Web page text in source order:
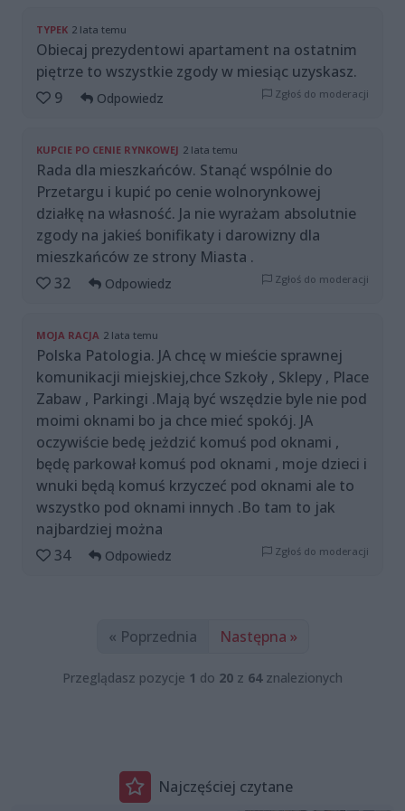
TYPEK 2 lata temu
Obiecaj prezydentowi apartament na ostatnim
piętrze to wszystkie zgody w miesiąc uzyskasz.
9
Odpowiedz Zgłoś do moderacji
KUPCIE PO CENIE RYNKOWEJ 2 lata temu
Rada dla mieszkańców. Stanąć wspólnie do
Przetargu i kupić po cenie wolnorynkowej
działkę na własność. Ja nie wyrażam absolutnie
zgody na jakieś bonifikaty i darowizny dla
mieszkańców ze strony Miasta .
32
Odpowiedz Zgłoś do moderacji
MOJA RACJA 2 lata temu
Polska Patologia. JA chcę w mieście sprawnej
komunikacji miejskiej,chce Szkoły , Sklepy , Place
Zabaw , Parkingi .Mają być wszędzie byle nie pod
moimi oknami bo ja chce mieć spokój. JA
oczywiście bedę jeżdzić komuś pod oknami ,
będę parkował komuś pod oknami , moje dzieci i
wnuki będą komuś krzyczeć pod oknami ale to
wszystko pod oknami innych .Bo tam to jak
najbardziej można
34
Odpowiedz Zgłoś do moderacji
« Poprzednia Następna »
Przeglądasz pozycje 1 do 20 z 64znalezionych
Najczęściej czytane